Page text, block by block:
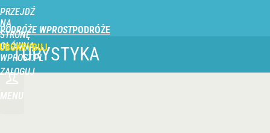
PRZEJDŹ
NA
STRONĘ
GŁÓWNĄ
WPROST.PL
PODRÓŻE WPROST
ZALOGUJ
MENU
TURYSTYKA